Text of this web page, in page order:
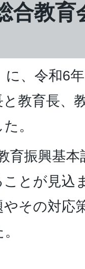
合教育
に、令和6
教育長、
。
育振興基
とが見込
やその対応